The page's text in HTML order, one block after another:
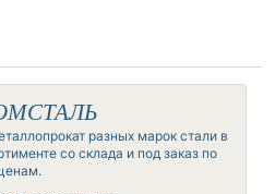
разных марок стали в
со склада и под заказ по